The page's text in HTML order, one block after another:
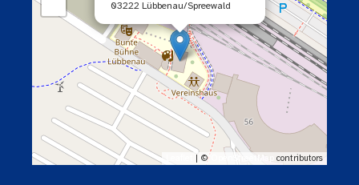
03222 Lübbenau/Spreewald
| © contributors